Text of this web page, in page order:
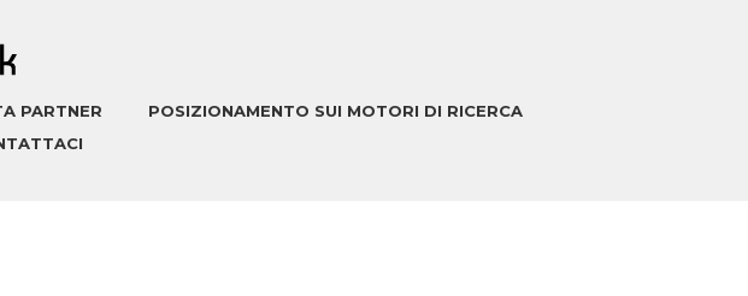
PARTNER
POSIZIONAMENTO SUI MOTORI DI RICERCA